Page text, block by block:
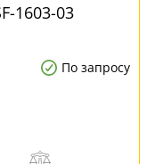
1603-03
По запросу